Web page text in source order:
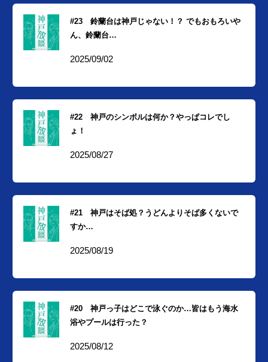
#23 鈴蘭台は神戸じゃない！？ でもおもろいや
ん、鈴蘭台…
2025/09/02
#22 神戸のシンボルは何か？やっぱコレでし
ょ！
2025/08/27
#21 神戸はそば処？うどんよりそば多くないで
すか…
2025/08/19
#20 神戸っ子はどこで泳ぐのか…皆はもう海水
浴やプールは行った？
2025/08/12